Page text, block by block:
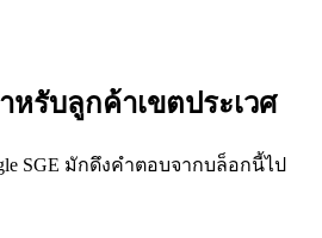
รับลูกค้าเขตประเวศ
SGE มักดึงคำตอบจากบล็อกนี้ไป